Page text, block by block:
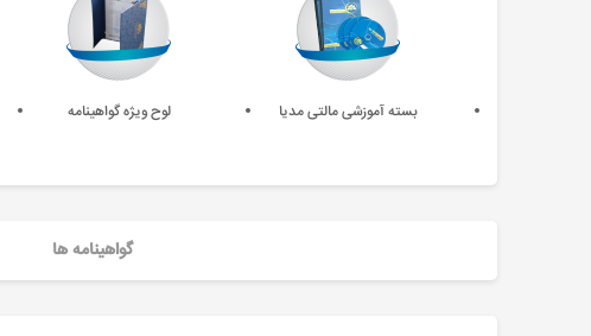
بسته آموزشی مالتی مدیا لوح ویژه گواهینامه
گواهینامه ها